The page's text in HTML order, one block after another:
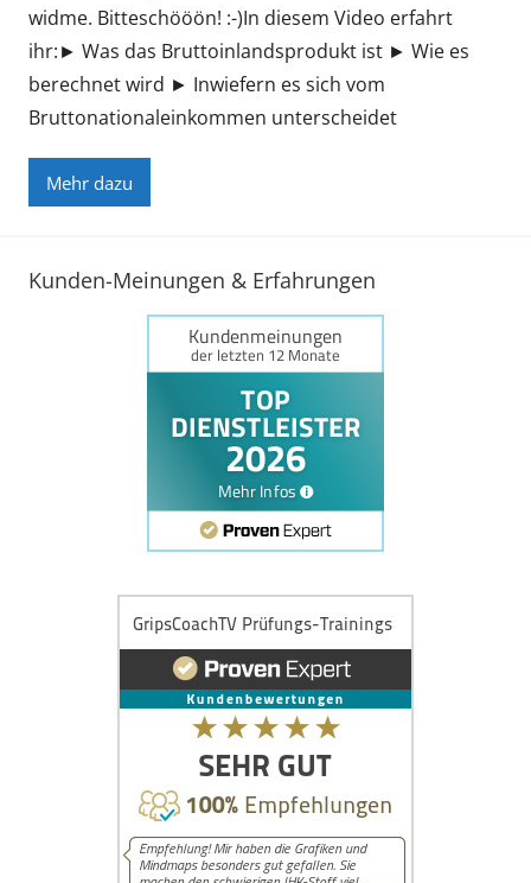
widme. Bitteschööön! :-)In diesem Video erfahrt
ihr:► Was das Bruttoinlandsprodukt ist ► Wie es
berechnet wird ► Inwiefern es sich vom
Bruttonationaleinkommen unterscheidet
Mehr dazu
Kunden-Meinungen & Erfahrungen